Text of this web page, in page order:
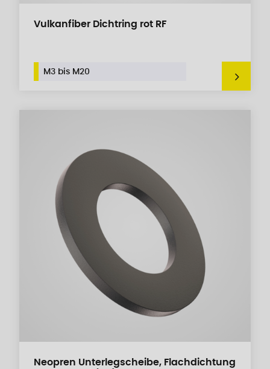
Vulkanfiber Dichtring rot RF
M3 bis M20
Neopren Unterlegscheibe, Flachdichtung